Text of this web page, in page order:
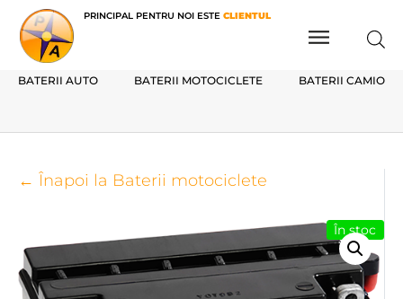
PRINCIPAL PENTRU NOI ESTE CLIENTUL
BATERII AUTO BATERII MOTOCICLETE BATERII
← Înapoi la Baterii motociclete
În stoc